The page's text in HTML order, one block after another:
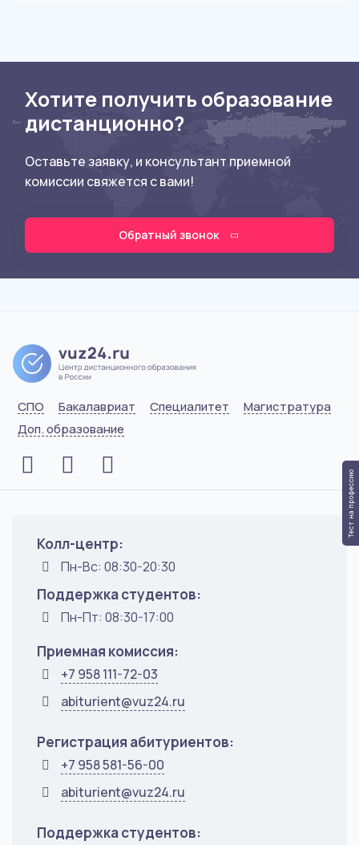
Хотите получить образование
дистанционно?
Оставьте заявку, и консультант приемной
комиссии свяжется с вами!
Обратный звонок
СПО Бакалавриат Специалитет
Магистратура
Доп. образование
Колл-центр:
Пн-Вс: 08:30-20:30
Поддержка студентов:
Пн-Пт: 08:30-17:00
Приемная комиссия:
+7 958 111-72-03
abiturient@vuz24.ru
Регистрация абитуриентов:
+7 958 581-56-00
abiturient@vuz24.ru
Поддержка студентов:
Тест на профессию